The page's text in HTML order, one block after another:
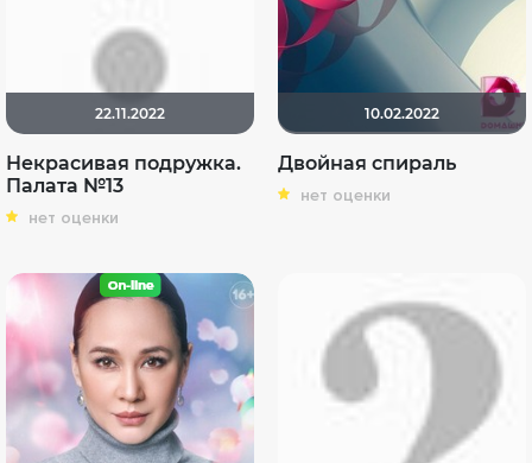
22.11.2022
Некрасивая подружка.
Палата №13
нет оценки
10.02.2022
Двойная спираль
нет оценки